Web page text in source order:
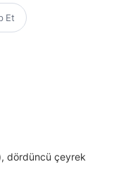
Et
dördüncü çeyrek